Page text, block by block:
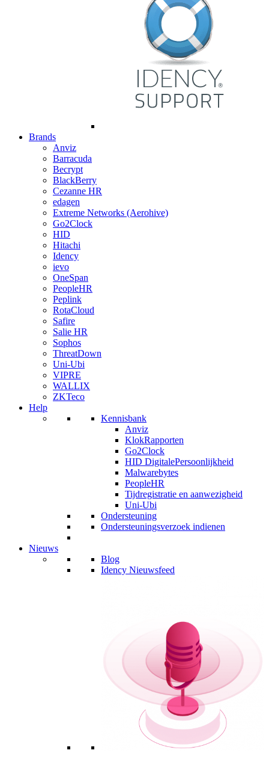
Brands
Anviz
Barracuda
Becrypt
BlackBerry
Cezanne HR
edagen
Extreme Networks (Aerohive)
Go2Clock
HID
Hitachi
Idency
ievo
OneSpan
PeopleHR
Peplink
RotaCloud
Safire
Salie HR
Sophos
ThreatDown
Uni-Ubi
VIPRE
WALLIX
ZKTeco
Help
Kennisbank
Anviz
KlokRapporten
Go2Clock
HID DigitalePersoonlijkheid
Malwarebytes
PeopleHR
Tijdregistratie en aanwezigheid
Uni-Ubi
Ondersteuning
Ondersteuningsverzoek indienen
Nieuws
Blog
Idency Nieuwsfeed